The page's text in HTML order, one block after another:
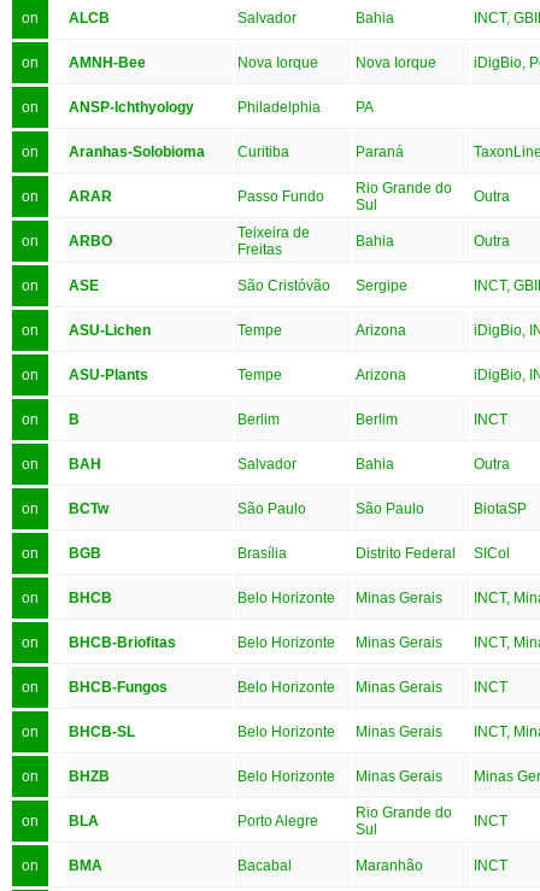
on ALCB Salvador Bahia INCT,
on AMNH-Bee Nova Iorque Nova Iorque iDigBio,
on ANSP-Ichthyology Philadelphia PA
on Aranhas-Solobioma Curitiba Paraná
on ARAR Passo Fundo
Rio Grande do
Sul
Outra
on ARBO
Teixeira de
Freitas
Bahia Outra
on ASE São Cristóvão Sergipe INCT,
on ASU-Lichen Tempe Arizona iDigBio,
on ASU-Plants Tempe Arizona iDigBio,
on B Berlim Berlim INCT
on BAH Salvador Bahia Outra
on BCTw São Paulo São Paulo BiotaSP
on BGB Brasília Distrito Federal SICol
on BHCB Belo Horizonte Minas Gerais INCT,
on BHCB-Briofitas Belo Horizonte Minas Gerais INCT,
on BHCB-Fungos Belo Horizonte Minas Gerais INCT
on BHCB-SL Belo Horizonte Minas Gerais INCT,
on BHZB Belo Horizonte Minas Gerais Minas
on BLA Porto Alegre
Rio Grande do
Sul
INCT
on BMA Bacabal Maranhão INCT